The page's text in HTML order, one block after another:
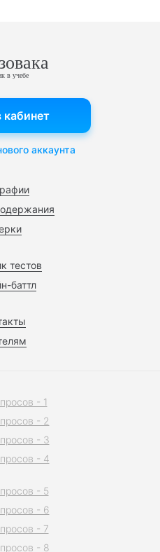
в учебе
тестов
баттл
кабинет
аккаунта
- 1
- 2
- 3
- 4
- 5
- 6
- 7
- 8